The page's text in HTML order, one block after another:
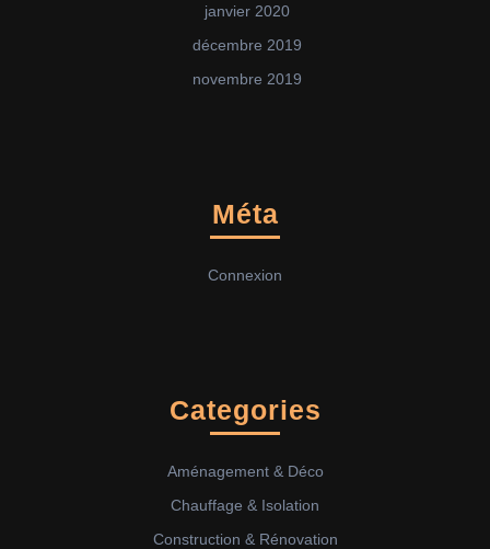
janvier 2020
décembre 2019
novembre 2019
Méta
Connexion
Categories
Aménagement & Déco
Chauffage & Isolation
Construction & Rénovation